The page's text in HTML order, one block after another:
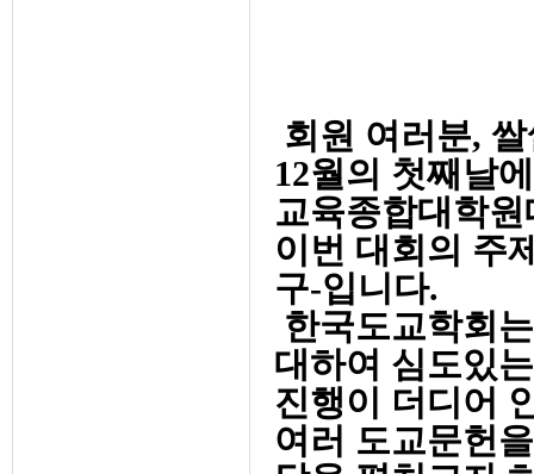
회원 여러분,
12월의 첫째날
교육종합대학
이번 대회의 주
구-입니다.
한국도교학회
대하여 심도있
진행이 더디어
여러 도교문헌